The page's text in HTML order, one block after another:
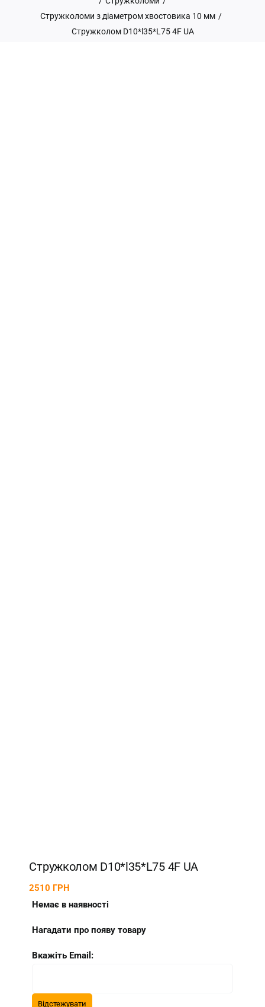
Стружколоми з діаметром хвостовика 10 мм /
Стружколом D10*l35*L75 4F UA
Стружколом D10*l35*L75 4F UA
2510 ГРН
Немає в наявності
Нагадати про появу товару
Вкажіть Email: